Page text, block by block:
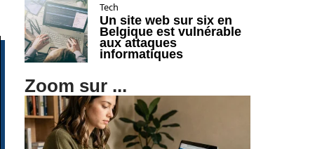
Tech
Un site web sur six en
Belgique est vulnérable
aux attaques
informatiques
Zoom sur ...